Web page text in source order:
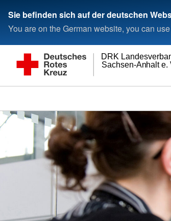
Sie befinden sich auf der deutschen
You are on the German website, you can
Sachsen-Anhalt e.
DRK